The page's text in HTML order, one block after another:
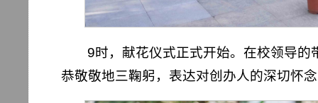
9时，献花仪式正式开始。在校领导
恭敬敬地三鞠躬，表达对创办人的深切怀